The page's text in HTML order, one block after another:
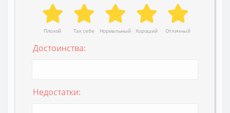
Плохой Так себе Нормальный Хороший Отличный
Достоинства:
Недостатки: